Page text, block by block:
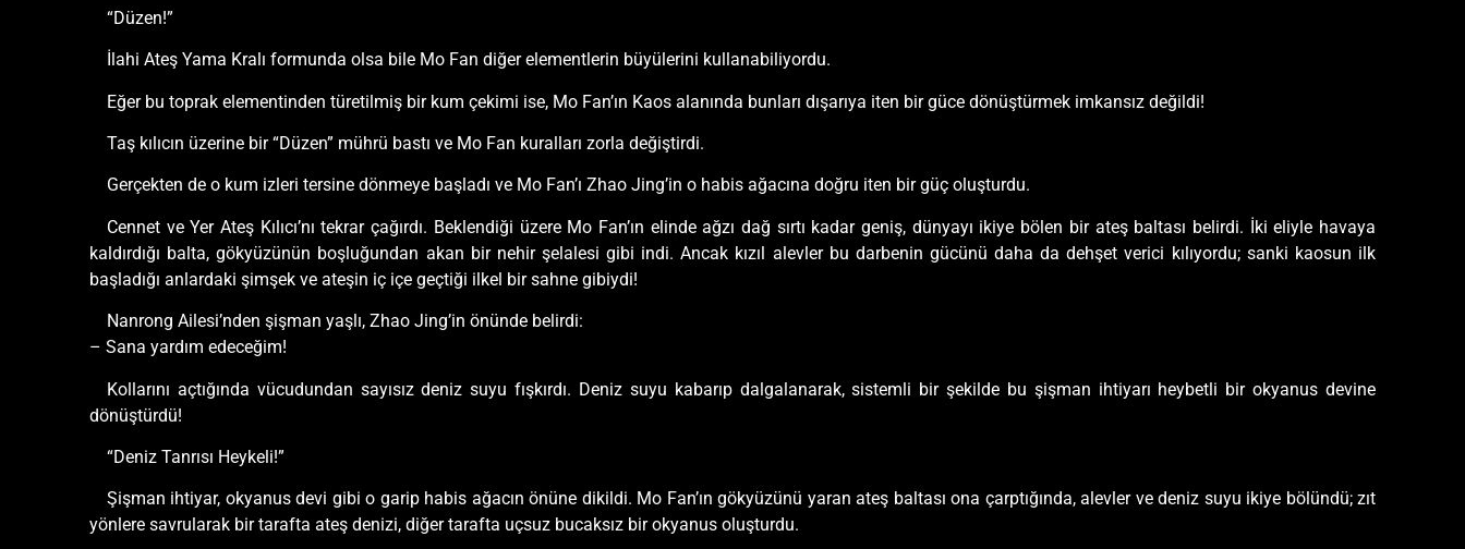
“Düzen!”
İlahi Ateş Yama Kralı formunda olsa bile Mo Fan diğer elementlerin büyülerini kullanabiliyordu.
Eğer bu toprak elementinden türetilmiş bir kum çekimi ise, Mo Fan’ın Kaos alanında bunları dışarıya iten bir güce dönüştürmek imkansız değildi!
Taş kılıcın üzerine bir “Düzen” mührü bastı ve Mo Fan kuralları zorla değiştirdi.
Gerçekten de o kum izleri tersine dönmeye başladı ve Mo Fan’ı Zhao Jing’in o habis ağacına doğru iten bir güç oluşturdu.
Cennet ve Yer Ateş Kılıcı’nı tekrar çağırdı. Beklendiği üzere Mo Fan’ın elinde ağzı dağ sırtı kadar geniş, dünyayı ikiye bölen bir ateş baltası belirdi. İki eliyle havaya
kaldırdığı balta, gökyüzünün boşluğundan akan bir nehir şelalesi gibi indi. Ancak kızıl alevler bu darbenin gücünü daha da dehşet verici kılıyordu; sanki kaosun ilk
başladığı anlardaki şimşek ve ateşin iç içe geçtiği ilkel bir sahne gibiydi!
Nanrong Ailesi’nden şişman yaşlı, Zhao Jing’in önünde belirdi:
– Sana yardım edeceğim!
Kollarını açtığında vücudundan sayısız deniz suyu fışkırdı. Deniz suyu kabarıp dalgalanarak, sistemli bir şekilde bu şişman ihtiyarı heybetli bir okyanus devine
dönüştürdü!
“Deniz Tanrısı Heykeli!”
Şişman ihtiyar, okyanus devi gibi o garip habis ağacın önüne dikildi. Mo Fan’ın gökyüzünü yaran ateş baltası ona çarptığında, alevler ve deniz suyu ikiye bölündü; zıt
yönlere savrularak bir tarafta ateş denizi, diğer tarafta uçsuz bucaksız bir okyanus oluşturdu.